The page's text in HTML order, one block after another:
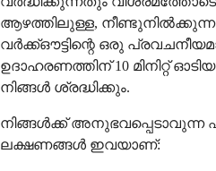
ആഴത്തിലുള്ള,
വര്‍ക്ക്ഔട്ടിന്റെ ഒരു
ഉദാഹരണത്തിന് 10 മിനിറ്റ്
നിങ്ങള്‍ ശ്രദ്ധിക്കും.
നിങ്ങള്‍ക്ക് അനുഭവപ്പെടാവുന്ന
ലക്ഷണങ്ങള്‍ ഇവയാണ്: